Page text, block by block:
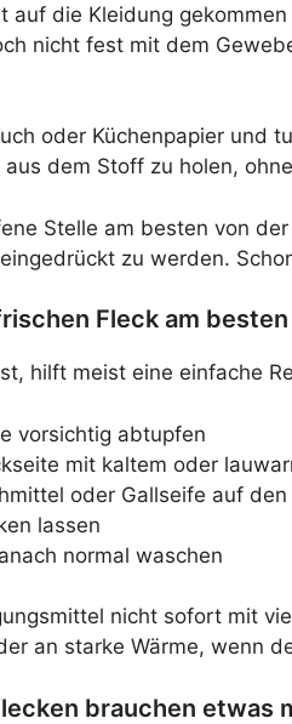
auf die Kleidung
nicht fest mit dem
oder Küchenpapier und
dem Stoff zu holen,
Stelle am besten von
zu werden.
Fleck am
hilft meist eine einfache
vorsichtig abtupfen
mit kaltem oder
oder Gallseife auf den
lassen
normal waschen
nicht sofort mit
an starke Wärme, wenn
brauchen etwas